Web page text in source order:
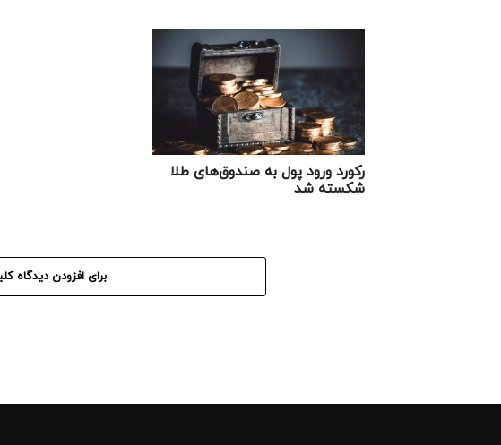
رکورد ورود پول به صندوق‌های طلا
شکسته شد
برای افزودن دیدگاه